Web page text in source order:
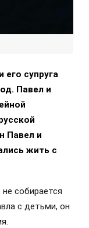
его супруга
Павел и
Павел и
жить с
собирается
с детьми, он